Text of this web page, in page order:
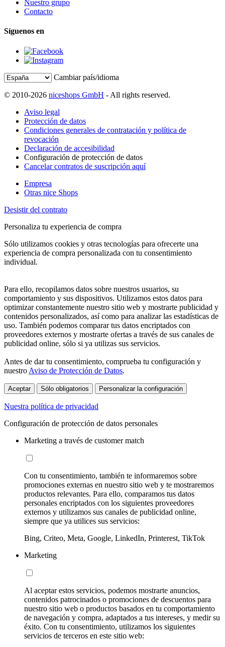
Nuestro grupo
Contacto
Síguenos en
Cambiar país/idioma
© 2010-2026 niceshops GmbH - All rights reserved.
Aviso legal
Protección de datos
Condiciones generales de contratación y política de
revocación
Declaración de accesibilidad
Configuración de protección de datos
Cancelar contratos de suscripción aquí
Empresa
Otras nice Shops
Desistir del contrato
Personaliza tu experiencia de compra
Sólo utilizamos cookies y otras tecnologías para ofrecerte una
experiencia de compra personalizada con tu consentimiento
individual.
Para ello, recopilamos datos sobre nuestros usuarios, su
comportamiento y sus dispositivos. Utilizamos estos datos para
optimizar constantemente nuestro sitio web y mostrarte publicidad y
contenidos personalizados, así como para analizar las estadísticas de
uso. También podemos comparar tus datos encriptados con
proveedores externos y mostrarte ofertas a través de sus canales de
publicidad online, sólo si ya utilizas sus servicios.
Antes de dar tu consentimiento, comprueba tu configuración y
nuestro Aviso de Protección de Datos.
Aceptar Sólo obligatorios Personalizar la configuración
Nuestra política de privacidad
Configuración de protección de datos personales
Marketing a través de customer match
Con tu consentimiento, también te informaremos sobre
promociones externas en nuestro sitio web y te mostraremos
productos relevantes. Para ello, comparamos tus datos
personales encriptados con los siguientes proveedores
externos y utilizamos sus canales de publicidad online,
siempre que ya utilices sus servicios:
Bing, Criteo, Meta, Google, LinkedIn, Printerest, TikTok
Marketing
Al aceptar estos servicios, podemos mostrarte anuncios,
contenidos patrocinados o promociones de descuentos para
nuestro sitio web o productos basados en tu comportamiento
de navegación y compra, adaptados a tus intereses, y medir su
éxito. Con tu consentimiento, utilizamos los siguientes
servicios de terceros en este sitio web: